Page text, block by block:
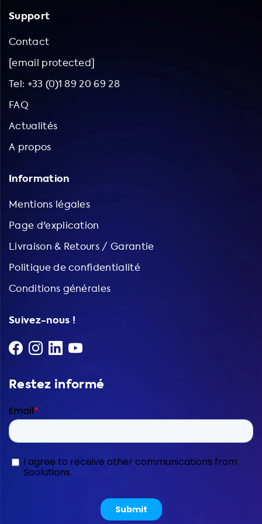
Support
Contact
[email protected]
Tel: +33 (0)1 89 20 69 28
FAQ
Actualités
A propos
Information
Mentions légales
Page d'explication
Livraison & Retours / Garantie
Politique de confidentialité
Conditions générales
Suivez-nous !
Restez informé